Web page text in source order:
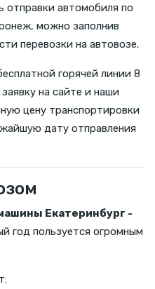
отправки автомобиля по
можно заполнив
перевозки на автовозе.
горячей линии 8
на сайте и наши
цену транспортировки
дату отправления
Екатеринбург -
год пользуется огромным